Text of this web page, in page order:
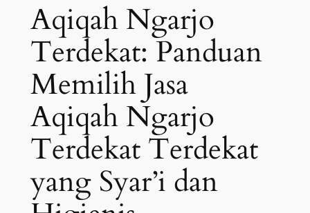
Aqiqah Ngarjo
Terdekat: Panduan
Memilih Jasa
Aqiqah Ngarjo
Terdekat Terdekat
yang Syar’i dan